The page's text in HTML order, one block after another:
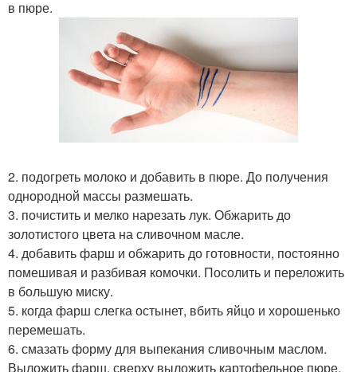
в пюре.
2. подогреть молоко и добавить в пюре. До получения
однородной массы размешать.
3. почистить и мелко нарезать лук. Обжарить до
золотистого цвета на сливочном масле.
4. добавить фарш и обжарить до готовности, постоянно
помешивая и разбивая комочки. Посолить и переложить
в большую миску.
5. когда фарш слегка остынет, вбить яйцо и хорошенько
перемешать.
6. смазать форму для выпекания сливочным маслом.
Выложить фарш, сверху выложить картофельное пюре.